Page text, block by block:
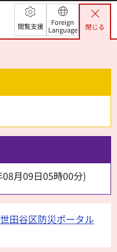
閲覧支援
Foreign
Language
閉じる
月09日05時00分)
世田谷区防災ポータル